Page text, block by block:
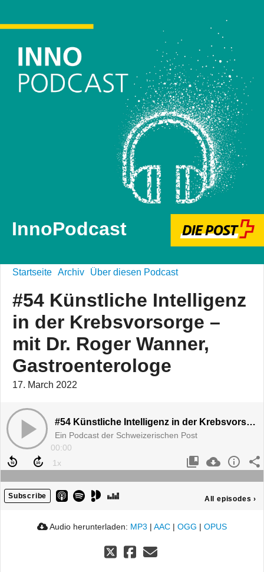
InnoPodcast
Startseite Archiv Über diesen Podcast
#54 Künstliche Intelligenz
in der Krebsvorsorge –
mit Dr. Roger Wanner,
Gastroenterologe
17. March 2022
#54 Künstliche Intelligenz in der Krebsvorsorge – mit Dr. Roger Wanner, Gastroenterologe
Ein Podcast der Schweizerischen Post
00:00
Subscribe All episodes ›
Audio herunterladen: MP3 | AAC | OGG | OPUS